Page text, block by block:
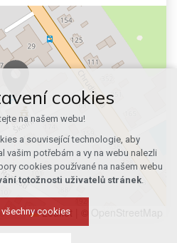
Leaflet
cookies
na našem webu!
a související technologie, aby
vašim potřebám a vy na webu nalezli
cookies používané na našem webu
totožnosti uživatelů stránek.
cookies